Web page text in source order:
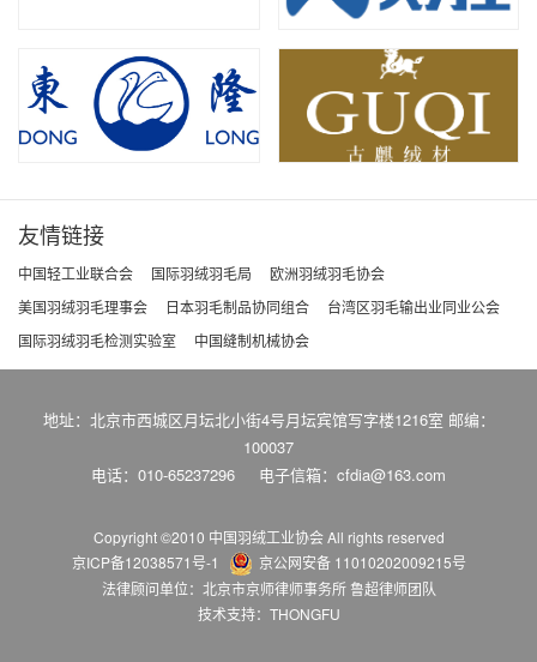
友情链接
中国轻工业联合会 国际羽绒羽毛局
欧洲羽绒羽毛协会
美国羽绒羽毛理事会
日本羽毛制品协同组合
台湾区羽毛输出业同业公会
国际羽绒羽毛检测实验室
中国缝制机械协会
地址：北京市西城区月坛北小街4号月坛宾馆写字楼1216室 邮编：
100037
电话：010-65237296
电子信箱：cfdia@163.com
Copyright ©2010 中国羽绒工业协会All rights reserved
京ICP备12038571号-1
京公网安备 11010202009215号
法律顾问单位：北京市京师律师事务所 鲁超律师团队
技术支持：THONGFU